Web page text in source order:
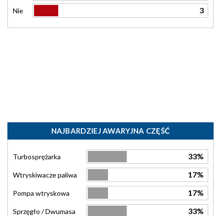
Nie 3
NAJBARDZIEJ AWARYJNA CZĘŚĆ
Turbosprężarka 33%
Wtryskiwacze paliwa 17%
Pompa wtryskowa 17%
Sprzęgło / Dwumasa 33%